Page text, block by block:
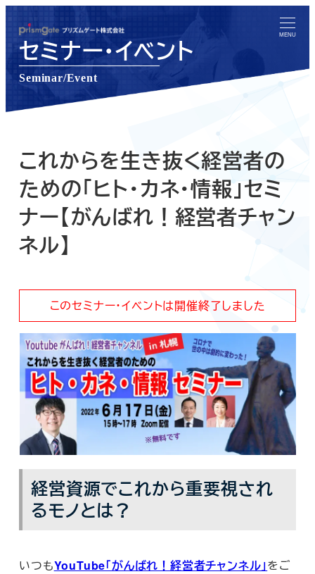
ン
コ
テ
MENU
セミナー・イベント
Seminar/Event
これからを生き抜く経営者の
ための「ヒト・カネ・情報」セミ
ナー【がんばれ！経営者チャン
ネル】
このセミナー・イベントは開催終了しました
経営資源でこれから重要視され
るモノとは？
いつもYouTube「がんばれ！経営者チャンネル」をご